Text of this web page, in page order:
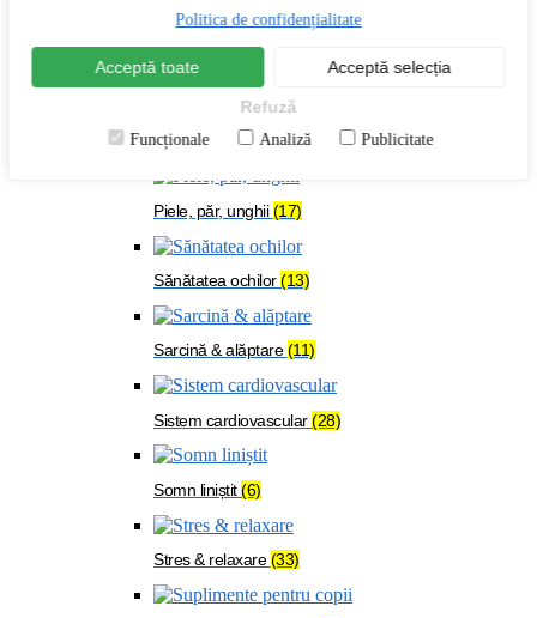
Oase & mușchi
Organism solicitat(108)
Piele, păr, unghii(17)
Sănătatea ochilor(13)
Sarcină & alăptare(11)
Sistem cardiovascular(28)
Somn liniștit(6)
Stres & relaxare(33)
Politica de confidențialitate
Acceptă toate Acceptă selecția
Refuză
Funcționale Analiză Publicitate